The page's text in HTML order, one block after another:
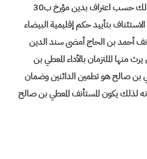
عليهما المعطي بن صالح المزابي وأحمد بن الحاج ولد الكبيرة ما قدره 3.870 درهما وذلك حسب اعتراف بدين مؤرخ ب30
بتأييد حكم إقليمية البيضاء
أحمد بن الحاج أمضى سند الدين
الملتزمان بالأداء المعطي بن
بن صالح هو تطمين الدائنين وضمان
لذلك يكون المستأنف المعطي بن صالح